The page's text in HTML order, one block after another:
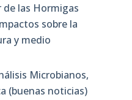
de las Hormigas
sobre la
y medio
Microbianos,
(buenas noticias)